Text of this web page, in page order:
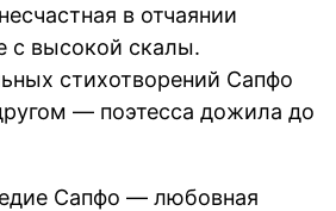
в отчаянии
с высокой скалы.
стихотворений Сапфо
— поэтесса дожила до
Сапфо — любовная